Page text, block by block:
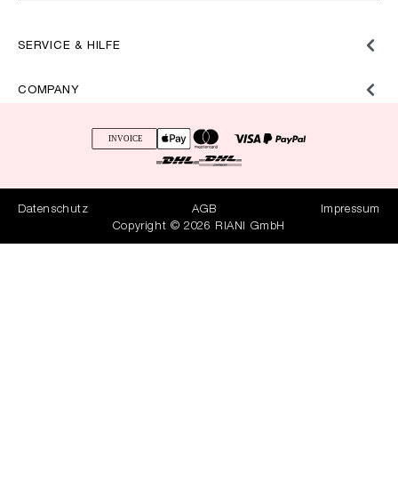
SERVICE & HILFE
COMPANY
Datenschutz AGB
Impressum
Copyright © 2026 RIANI GmbH